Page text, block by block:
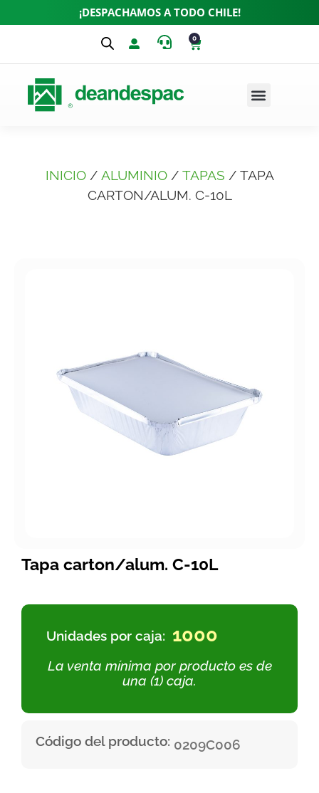
¡DESPACHAMOS A TODO CHILE!
0
INICIO/ ALUMINIO/ TAPAS / TAPA
CARTON/ALUM. C-10L
Tapa carton/alum. C-10L
Unidades por caja: 1000
La venta mínima por producto es de
una (1) caja.
Código del producto: 0209C006